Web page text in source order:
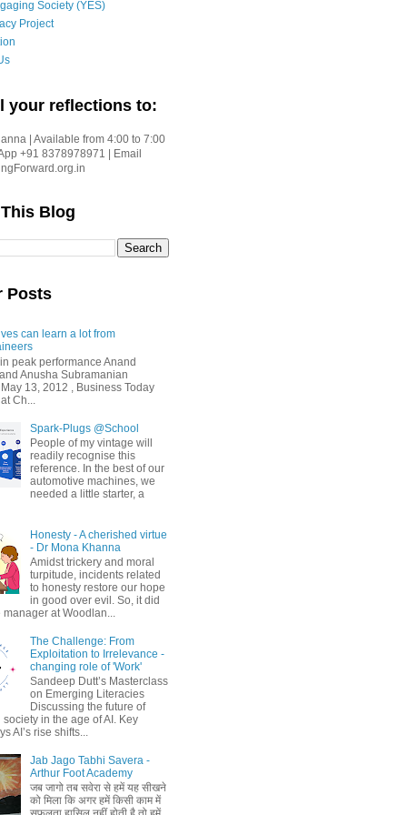
Society (YES)
Project
your reflections to:
| Available from 4:00 to 7:00
+91 8378978971 | Email
Blog
Posts
can learn a lot from
peak performance Anand
and Anusha Subramanian
13, 2012 , Business Today
Ch...
Spark-Plugs @School
People of my vintage will
readily recognise this
reference. In the best of our
automotive machines, we
needed a little starter, a
Honesty - A cherished virtue
- Dr Mona Khanna
Amidst trickery and moral
turpitude, incidents related
to honesty restore our hope
in good over evil. So, it did
manager at Woodlan...
The Challenge: From
Exploitation to Irrelevance -
changing role of 'Work'
Sandeep Dutt’s Masterclass
on Emerging Literacies
Discussing the future of
in the age of AI. Key
AI’s rise shifts...
Jab Jago Tabhi Savera -
Arthur Foot Academy
जब जागो तब सवेरा से हमें यह सीखने
को मिला कि अगर हमें किसी काम में